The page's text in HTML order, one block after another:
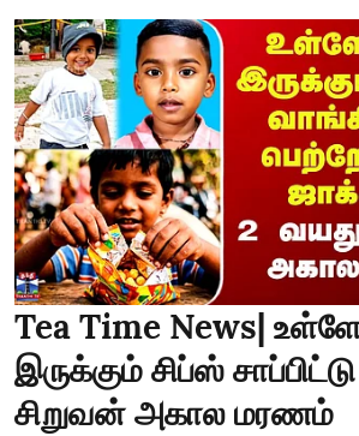
Tea Time News|
இருக்கும் சிப்ஸ்
சிறுவன் அகால மரணம்